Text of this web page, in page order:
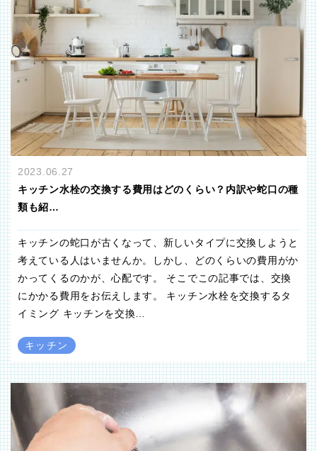
2023.06.27
キッチン水栓の交換する費用はどのくらい？内訳や蛇口の種
類も紹…
キッチンの蛇口が古くなって、新しいタイプに交換しようと
考えている人はいませんか。しかし、どのくらいの費用がか
かってくるのかが、心配です。 そこでこの記事では、交換
にかかる費用をお伝えします。 キッチン水栓を交換するタ
イミング キッチンを交換…
キッチン